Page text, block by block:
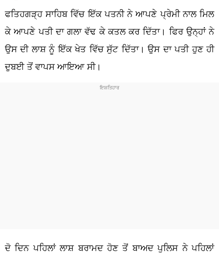
ਫਤਿਹਗੜ੍ਹ ਸਾਹਿਬ ਵਿੱਚ ਇੱਕ ਪਤਨੀ ਨੇ ਆਪਣੇ ਪ੍ਰੇਮੀ ਨਾਲ ਮਿਲ
ਕੇ ਆਪਣੇ ਪਤੀ ਦਾ ਗਲਾ ਵੱਢ ਕੇ ਕਤਲ ਕਰ ਦਿੱਤਾ। ਫਿਰ ਉਨ੍ਹਾਂ ਨੇ
ਉਸ ਦੀ ਲਾਸ਼ ਨੂੰ ਇੱਕ ਖੇਤ ਵਿੱਚ ਸੁੱਟ ਦਿੱਤਾ। ਉਸ ਦਾ ਪਤੀ ਹੁਣ ਹੀ
ਦੁਬਈ ਤੋਂ ਵਾਪਸ ਆਇਆ ਸੀ।
ਦੋ ਦਿਨ ਪਹਿਲਾਂ ਲਾਸ਼ ਬਰਾਮਦ ਹੋਣ ਤੋਂ ਬਾਅਦ ਪੁਲਿਸ ਨੇ ਪਹਿਲਾਂ